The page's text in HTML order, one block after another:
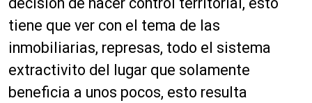
tiene que ver con el tema de las
inmobiliarias, represas, todo el sistema
extractivito del lugar que solamente
beneficia a unos pocos, esto resulta